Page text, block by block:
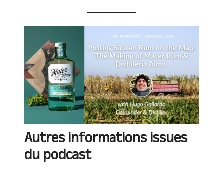
Autres informations issues
du podcast